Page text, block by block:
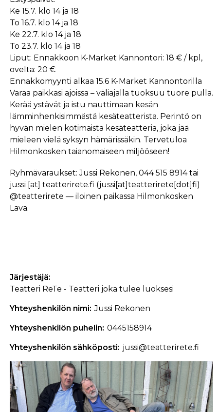
Ke 15.7. klo 14 ja 18
To 16.7. klo 14 ja 18
Ke 22.7. klo 14 ja 18
To 23.7. klo 14 ja 18
Liput: Ennakkoon K-Market Kannontori: 18 € / kpl,
ovelta: 20 €
Ennakkomyynti alkaa 15.6 K-Market Kannontorilla
Varaa paikkasi ajoissa – väliajalla tuoksuu tuore pulla.
Kerää ystävät ja istu nauttimaan kesän
lämminhenkisimmästä kesäteatterista. Perintö on
hyvän mielen kotimaista kesäteatteria, joka jää
mieleen vielä syksyn hämärissäkin. Tervetuloa
Hilmonkosken taianomaiseen miljööseen!
Ryhmävaraukset: Jussi Rekonen, 044 515 8914 tai
jussi [at] teatterirete.fi (jussi[at]teatterirete[dot]fi)
@teatterirete — iloinen paikassa Hilmonkosken
Lava.
Järjestäjä
Teatteri ReTe - Teatteri joka tulee luoksesi
Yhteyshenkilön nimi Jussi Rekonen
Yhteyshenkilön puhelin 0445158914
Yhteyshenkilön sähköposti jussi@teatterirete.fi